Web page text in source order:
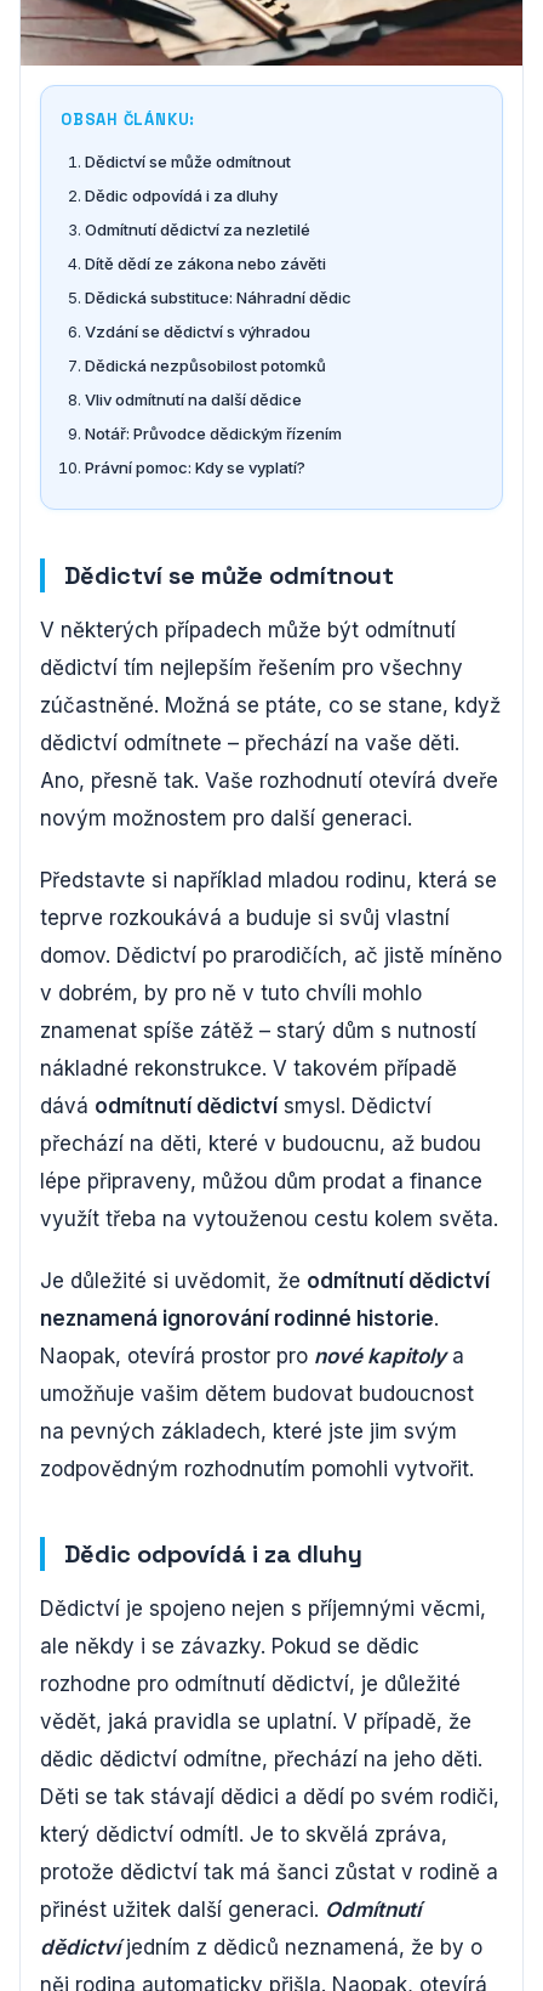
OBSAH ČLÁNKU:
Dědictví se může odmítnout
Dědic odpovídá i za dluhy
Odmítnutí dědictví za nezletilé
Dítě dědí ze zákona nebo závěti
Dědická substituce: Náhradní dědic
Vzdání se dědictví s výhradou
Dědická nezpůsobilost potomků
Vliv odmítnutí na další dědice
Notář: Průvodce dědickým řízením
Právní pomoc: Kdy se vyplatí?
Dědictví se může odmítnout
V některých případech může být odmítnutí
dědictví tím nejlepším řešením pro všechny
zúčastněné. Možná se ptáte, co se stane, když
dědictví odmítnete – přechází na vaše děti.
Ano, přesně tak. Vaše rozhodnutí otevírá dveře
novým možnostem pro další generaci.
Představte si například mladou rodinu, která se
teprve rozkoukává a buduje si svůj vlastní
domov. Dědictví po prarodičích, ač jistě míněno
v dobrém, by pro ně v tuto chvíli mohlo
znamenat spíše zátěž – starý dům s nutností
nákladné rekonstrukce. V takovém případě
dává odmítnutí dědictví smysl. Dědictví
přechází na děti, které v budoucnu, až budou
lépe připraveny, můžou dům prodat a finance
využít třeba na vytouženou cestu kolem světa.
Je důležité si uvědomit, že odmítnutí dědictví
neznamená ignorování rodinné historie.
Naopak, otevírá prostor pro nové kapitolya
umožňuje vašim dětem budovat budoucnost
na pevných základech, které jste jim svým
zodpovědným rozhodnutím pomohli vytvořit.
Dědic odpovídá i za dluhy
Dědictví je spojeno nejen s příjemnými věcmi,
ale někdy i se závazky. Pokud se dědic
rozhodne pro odmítnutí dědictví, je důležité
vědět, jaká pravidla se uplatní. V případě, že
dědic dědictví odmítne, přechází na jeho děti.
Děti se tak stávají dědici a dědí po svém rodiči,
který dědictví odmítl. Je to skvělá zpráva,
protože dědictví tak má šanci zůstat v rodině a
přinést užitek další generaci. Odmítnutí
dědictvíjedním z dědiců neznamená, že by o
něj rodina automaticky přišla. Naopak, otevírá